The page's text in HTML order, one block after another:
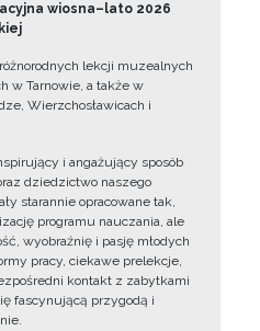
wiosna–lato 2026
lekcji muzealnych
w Tarnowie, a także w
Wierzchosławicach i
i angażujący sposób
dziedzictwo naszego
starannie opracowane tak,
programu nauczania, ale
wyobraźnię i pasję młodych
pracy, ciekawe prelekcje,
kontakt z zabytkami
fascynującą przygodą i